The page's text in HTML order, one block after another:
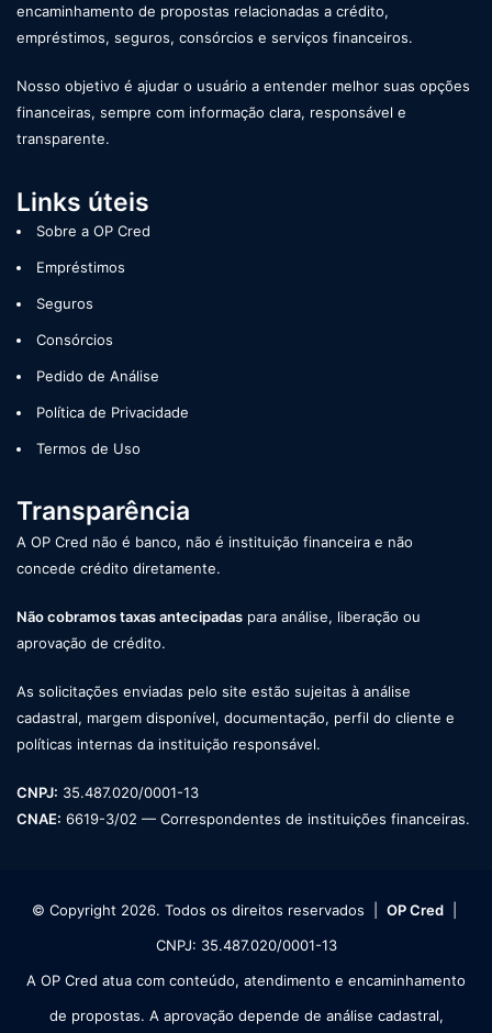
encaminhamento de propostas relacionadas a crédito,
empréstimos, seguros, consórcios e serviços financeiros.
Nosso objetivo é ajudar o usuário a entender melhor suas opções
financeiras, sempre com informação clara, responsável e
transparente.
Links úteis
Sobre a OP Cred
Empréstimos
Seguros
Consórcios
Pedido de Análise
Política de Privacidade
Termos de Uso
Transparência
A OP Cred não é banco, não é instituição financeira e não
concede crédito diretamente.
Não cobramos taxas antecipadas para análise, liberação ou
aprovação de crédito.
As solicitações enviadas pelo site estão sujeitas à análise
cadastral, margem disponível, documentação, perfil do cliente e
políticas internas da instituição responsável.
CNPJ: 35.487.020/0001-13
CNAE: 6619-3/02 — Correspondentes de instituições financeiras.
© Copyright 2026. Todos os direitos reservados | OP Cred|
CNPJ: 35.487.020/0001-13
A OP Cred atua com conteúdo, atendimento e encaminhamento
de propostas. A aprovação depende de análise cadastral,